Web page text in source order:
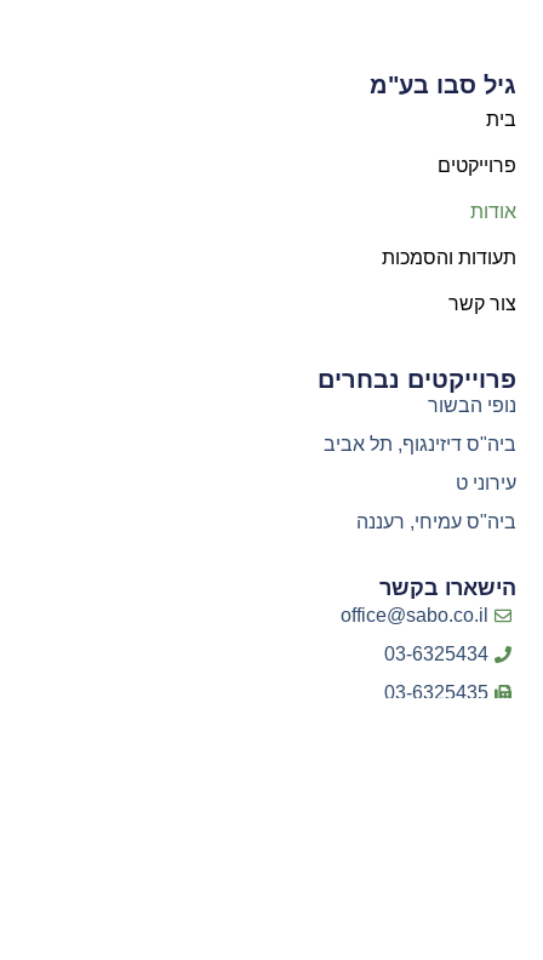
פרוייקטים נבחרים
נופי הבשור
ביה"ס דיזינגוף, תל אביב
עירוני ט
ביה"ס עמיחי, רעננה
גיל סבו בע"מ
בית
פרוייקטים
אודות
תעודות והסמכות
צור קשר
הישארו בקשר
office@sabo.co.il
03-6325434
03-6325435